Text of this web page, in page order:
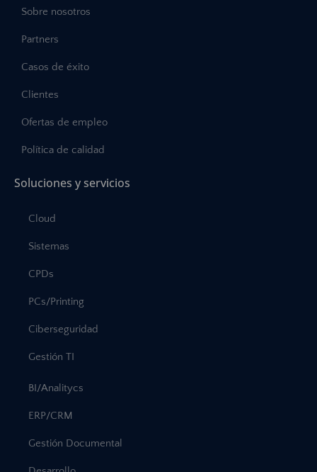
Sobre nosotros
Partners
Casos de éxito
Clientes
Ofertas de empleo
Política de calidad
Soluciones y servicios
Cloud
Sistemas
CPDs
PCs/Printing
Ciberseguridad
Gestión TI
BI/Analitycs
ERP/CRM
Gestión Documental